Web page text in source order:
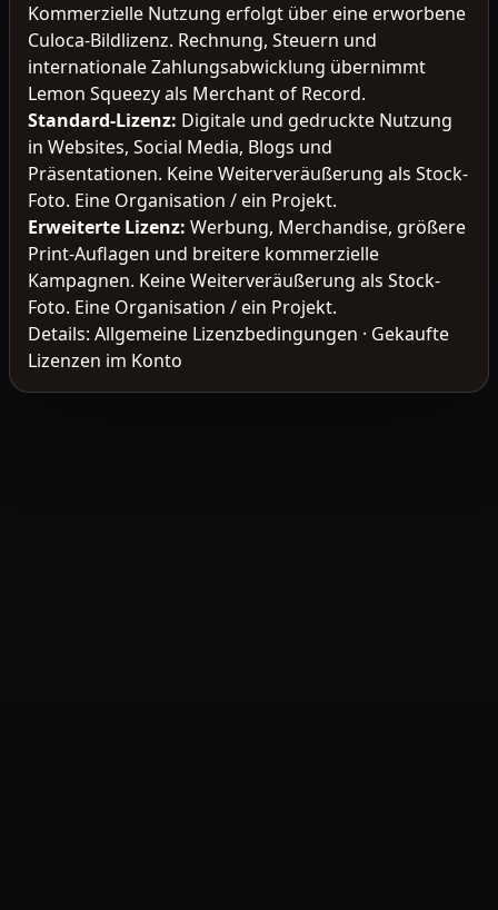
Kommerzielle Nutzung erfolgt über eine erworbene
Culoca-Bildlizenz. Rechnung, Steuern und
internationale Zahlungsabwicklung übernimmt
Lemon Squeezy als Merchant of Record.
Standard-Lizenz: Digitale und gedruckte Nutzung
in Websites, Social Media, Blogs und
Präsentationen. Keine Weiterveräußerung als Stock-
Foto. Eine Organisation / ein Projekt.
Erweiterte Lizenz: Werbung, Merchandise, größere
Print-Auflagen und breitere kommerzielle
Kampagnen. Keine Weiterveräußerung als Stock-
Foto. Eine Organisation / ein Projekt.
Details: Allgemeine Lizenzbedingungen · Gekaufte
Lizenzen im Konto